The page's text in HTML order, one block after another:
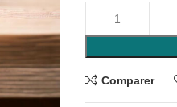
Comparer